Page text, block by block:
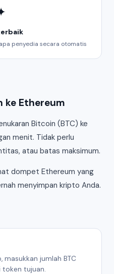
penyedia secara otomatis
ke Ethereum
Bitcoin (BTC) ke
menit. Tidak perlu
atau batas maksimum.
dompet Ethereum yang
menyimpan kripto Anda.
masukkan jumlah BTC
token tujuan.